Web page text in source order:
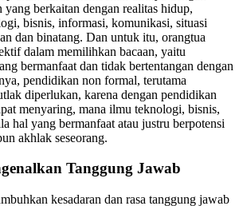
anak harus membekali dirinya dengan
yang berkaitan dengan realitas hidup,
bisnis, informasi, komunikasi, situasi
dan binatang. Dan untuk itu, orangtua
dalam memilihkan bacaan, yaitu
bermanfaat dan tidak bertentangan dengan
pendidikan non formal, terutama
diperlukan, karena dengan pendidikan
menyaring, mana ilmu teknologi, bisnis,
hal yang bermanfaat atau justru berpotensi